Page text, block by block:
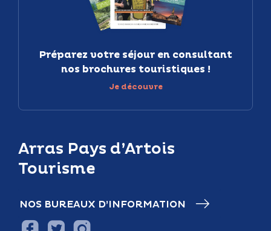
Arras Pays d’Artois
Tourisme
NOS BUREAUX D’INFORMATION
Préparez votre séjour en consultant
nos brochures touristiques !
Je découvre